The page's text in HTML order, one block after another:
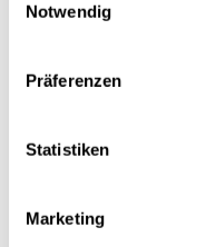
Notwendig
Präferenzen
Statistiken
Marketing